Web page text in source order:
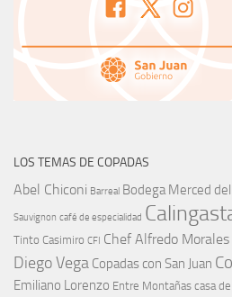
LOS TEMAS DE COPADAS
Abel Chiconi Barreal Bodega Merced
Sauvignon café de especialidad
Tinto Casimiro CFI Chef Alfredo Morales
Diego Vega Copadas con San Juan
Emiliano Lorenzo Entre Montañas casa